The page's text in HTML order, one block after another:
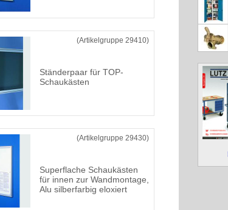
(Artikelgruppe 29410)
Ständerpaar für TOP-
Schaukästen
(Artikelgruppe 29430)
Superflache Schaukästen
für innen zur Wandmontage,
Alu silberfarbig eloxiert